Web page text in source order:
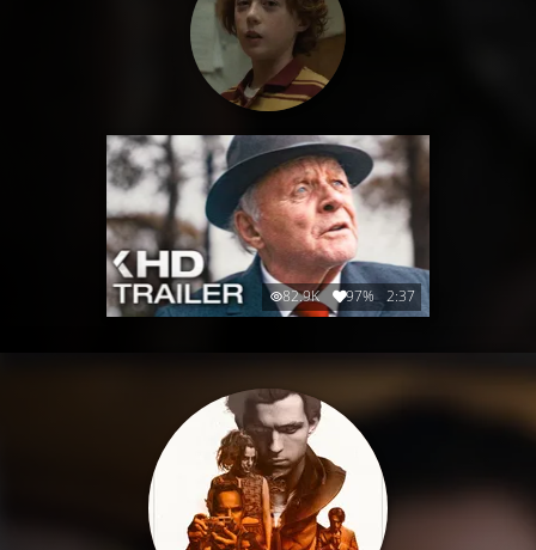
82.9K 97% 2:37